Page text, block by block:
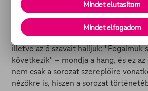
A hangulatos kedvcsináló
egyértelműen az utolsó pár
ötödik évadból teljesen kimaradt
illetve az ő szavait halljuk: "Fogalmuk
következik" – mondja a hang, és ez
nem csak a sorozat szereplőire
nézőkre is, hiszen a sorozat
Mindet elutasítom
Mindet elfogadom